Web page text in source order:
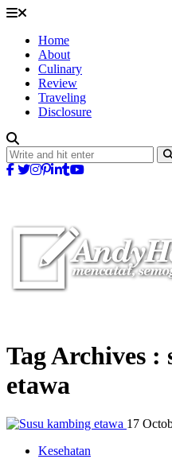
Home
About
Culinary
Review
Traveling
Disclosure
Tag Archives :
etawa
17
Kesehatan